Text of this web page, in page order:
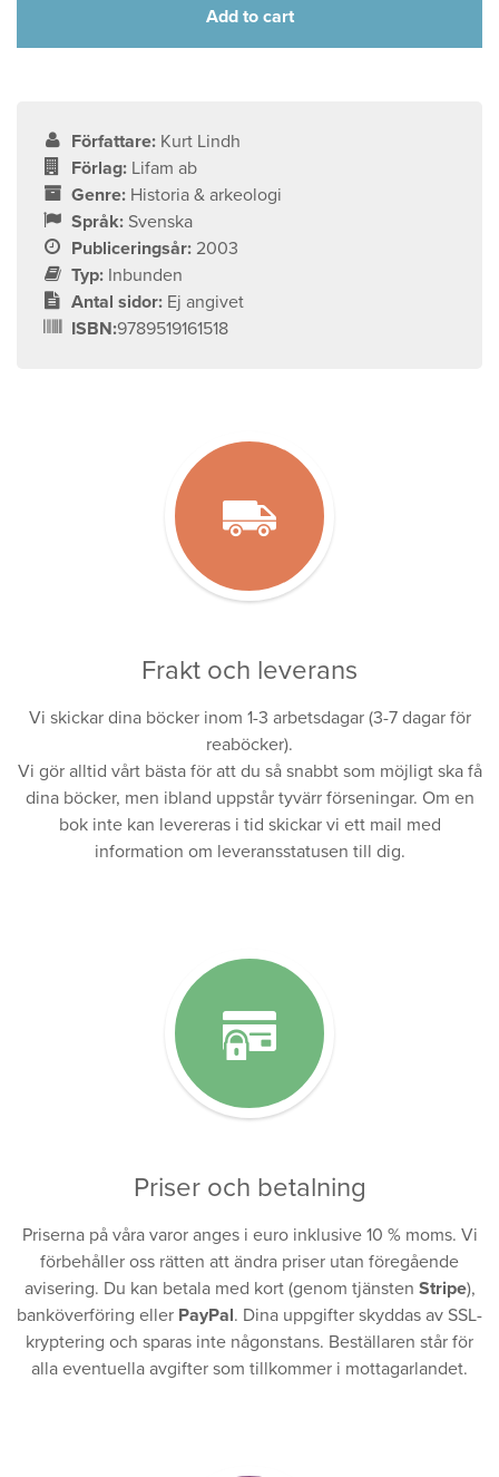
Add to cart
Författare: Kurt Lindh
Förlag: Lifam ab
Genre: Historia & arkeologi
Språk: Svenska
Publiceringsår: 2003
Typ: Inbunden
Antal sidor: Ej angivet
ISBN:9789519161518
Frakt och leverans
Vi skickar dina böcker inom 1-3 arbetsdagar (3-7 dagar för
reaböcker).
Vi gör alltid vårt bästa för att du så snabbt som möjligt ska få
dina böcker, men ibland uppstår tyvärr förseningar. Om en
bok inte kan levereras i tid skickar vi ett mail med
information om leveransstatusen till dig.
Priser och betalning
Priserna på våra varor anges i euro inklusive 10 % moms. Vi
förbehåller oss rätten att ändra priser utan föregående
avisering. Du kan betala med kort (genom tjänsten Stripe),
banköverföring eller PayPal. Dina uppgifter skyddas av SSL-
kryptering och sparas inte någonstans. Beställaren står för
alla eventuella avgifter som tillkommer i mottagarlandet.